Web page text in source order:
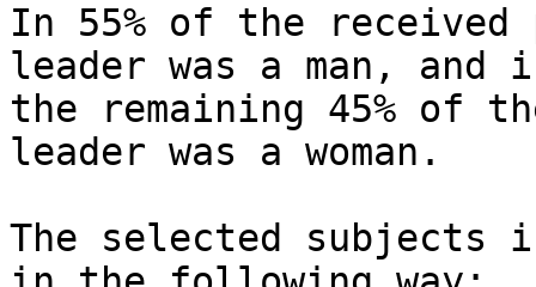
In 55% of the
leader was a man, and
the remaining 45% of
leader was a woman.
The selected subjects